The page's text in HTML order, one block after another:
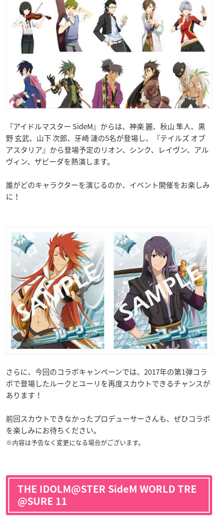
『アイドルマスター SideM』からは、神楽 麗、秋山 隼人、黒
野 玄武、山下 次郎、牙崎 漣の5名が登場し、『テイルズ オブ
アスタリア』から登場予定のリオン、シンク、レイヴン、アル
ヴィン、ザビーダを熱演します。
誰がどのキャラクターを演じるのか、イベント開催をお楽しみ
に！
さらに、今回のコラボキャンペーンでは、2017年の第1弾コラ
ボで登場したルークとユーリを再度スカウトできるチャンスが
あります！
前回スカウトできなかったプロデューサーさんも、ぜひコラボ
を楽しみにお待ちください。
※内容は予告なく変更になる場合がございます。
THE IDOLM@STER SideM WORLD TRE
@SURE 11